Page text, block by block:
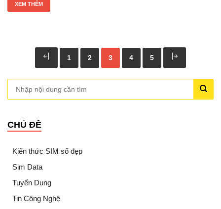
XEM THÊM
1 2 3 4 5
CHỦ ĐỀ
Kiến thức SIM số đẹp
Sim Data
Tuyển Dụng
Tin Công Nghệ